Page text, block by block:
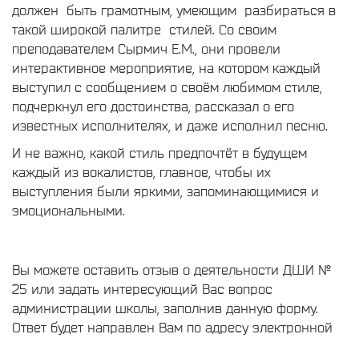
должен быть грамотным, умеющим разбираться в
такой широкой палитре стилей. Со своим
преподавателем Сырмич Е.М., они провели
интерактивное мероприятие, на котором каждый
выступил с сообщением о своём любимом стиле,
подчеркнул его достоинства, рассказал о его
известных исполнителях, и даже исполнил песню.
И не важно, какой стиль предпочтёт в будущем
каждый из вокалистов, главное, чтобы их
выступления были яркими, запоминающимися и
эмоциональными.
Вы можете оставить отзыв о деятельности ДШИ №
25 или задать интересующий Вас вопрос
администрации школы, заполнив данную форму.
Ответ будет направлен Вам по адресу электронной